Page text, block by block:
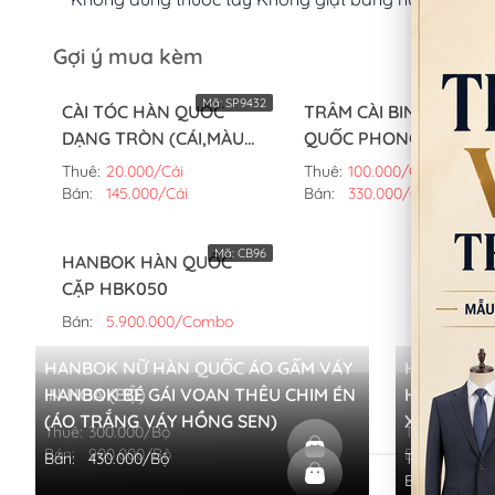
Gợi ý mua kèm
CÀI TÓC HÀN QUỐC
DẠNG TRÒN (CÁI,MÀU
HỒNG)
Thuê: 20.000/Cái
Bán:
145.000/Cái
Mã:SP9432
TRÂM CÀI BINYEO HÀN
QUỐC PHONG CÁCH
CUNG ĐÌNH (CÂY,MÀU
VÀNG)
Thuê: 100.000/Cây
Bán:
330.000/Cây
HANBOK HÀN QUỐC
CẶP HBK050
Bán: 5.900.000/Combo
Mã: CB96
HANBOK NỮ HÀN QUỐC ÁO GẤM VÁY
IN HOA (BỘ)
Thuê: 300.000/Bộ
Bán:
900.000/Bộ
HANBOK
HỒNG
Thuê:
Bán:
HANBOK BÉ GÁI VOAN THÊU CHIM ÉN
(ÁO TRẮNG VÁY HỒNG SEN)
Bán: 430.000/Bộ
HANBOK
XANH
Thuê:
Bán: